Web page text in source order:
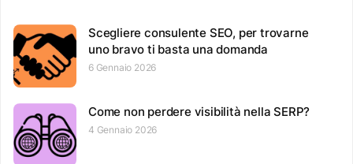
Scegliere consulente SEO, per trovarne
uno bravo ti basta una domanda
6 Gennaio 2026
Come non perdere visibilità nella SERP?
4 Gennaio 2026